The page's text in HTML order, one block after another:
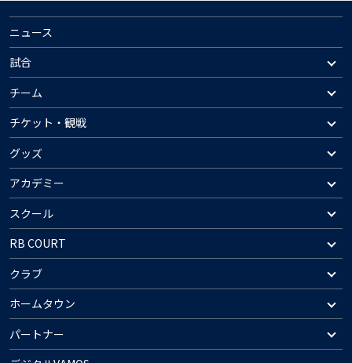
ニュース
試合
チーム
チケット・観戦
グッズ
アカデミー
スクール
RB COURT
クラブ
ホームタウン
パートナー